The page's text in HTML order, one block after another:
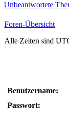
Unbeantwortete
Foren-Übersicht
Alle Zeiten sind
Benutzername:
Passwort: